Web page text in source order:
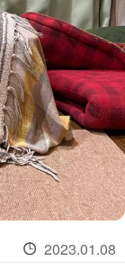
2023.01.08